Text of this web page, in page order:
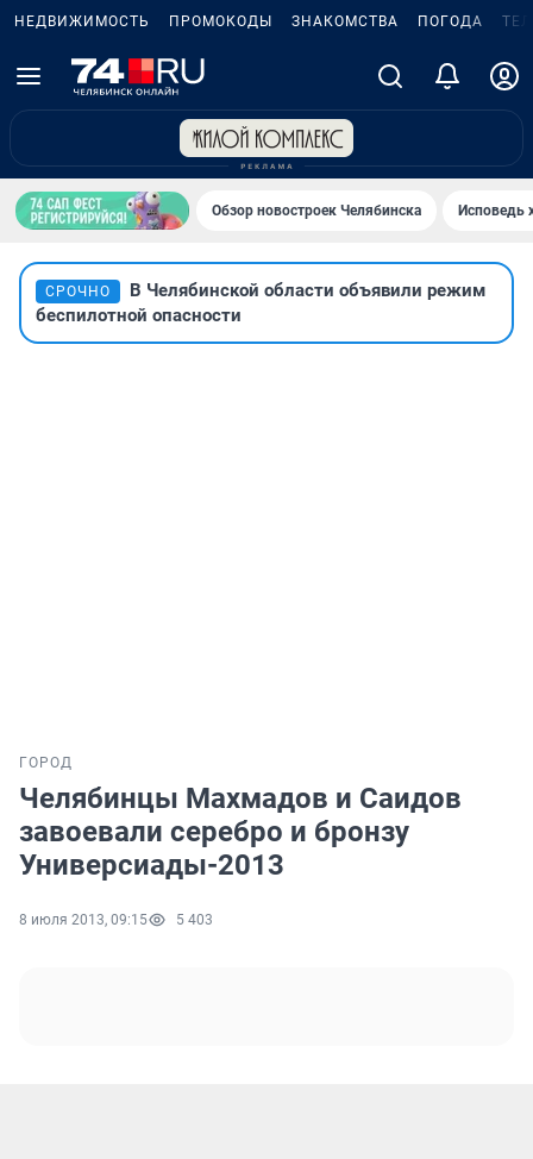
НЕДВИЖИМОСТЬ ПРОМОКОДЫ ЗНАКОМСТВА ПОГОДА
Обзор новостроек Челябинска Исповедь
СРОЧНО
В Челябинской области объявили режим
беспилотной опасности
ГОРОД
Челябинцы Махмадов и Саидов
завоевали серебро и бронзу
Универсиады-2013
8 июля 2013, 09:15 5 403